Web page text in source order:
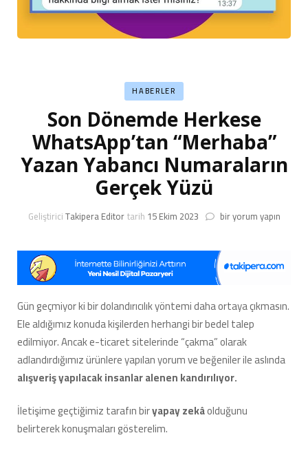
HABERLER
Son Dönemde Herkese
WhatsApp’tan “Merhaba”
Yazan Yabancı Numaraların
Gerçek Yüzü
GeliştiriciTakipera Editortarih 15 Ekim 2023 Son
WhatsApp’tan
“Merhaba”
Yazan
Yabancı
Numaraların
Gerçek
Yüzü
için
bir yorum yapın
Gün geçmiyor ki bir dolandırıcılık yöntemi daha ortaya çıkmasın.
Ele aldığımız konuda kişilerden herhangi bir bedel talep
edilmiyor. Ancak e-ticaret sitelerinde “çakma” olarak
adlandırdığımız ürünlere yapılan yorum ve beğeniler ile aslında
alışveriş yapılacak insanlar alenen kandırılıyor.
İletişime geçtiğimiz tarafın biryapay zekâolduğunu
belirterek konuşmaları gösterelim.